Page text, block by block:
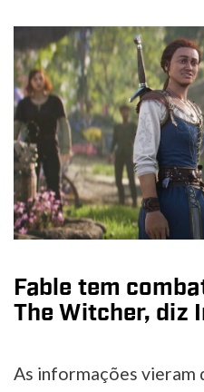
Fable tem
The Witcher, diz
As informações vieram